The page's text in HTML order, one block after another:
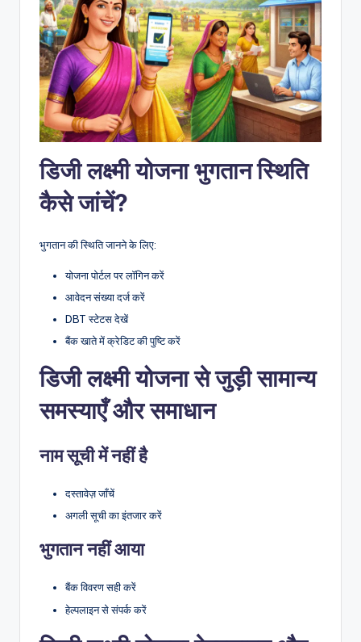
डिजी लक्ष्मी योजनाभुगतान स्थिति
कैसे जांचें?
भुगतान की स्थिति जानने के लिए:
योजना पोर्टल पर लॉगिन करें
आवेदन संख्या दर्ज करें
DBT स्टेटस देखें
बैंक खाते में क्रेडिट की पुष्टि करें
डिजी लक्ष्मी योजना से जुड़ी सामान्य
समस्याएँ और समाधान
नाम सूची में नहीं है
दस्तावेज़ जाँचें
अगली सूची का इंतजार करें
भुगतान नहीं आया
बैंक विवरण सही करें
हेल्पलाइन से संपर्क करें